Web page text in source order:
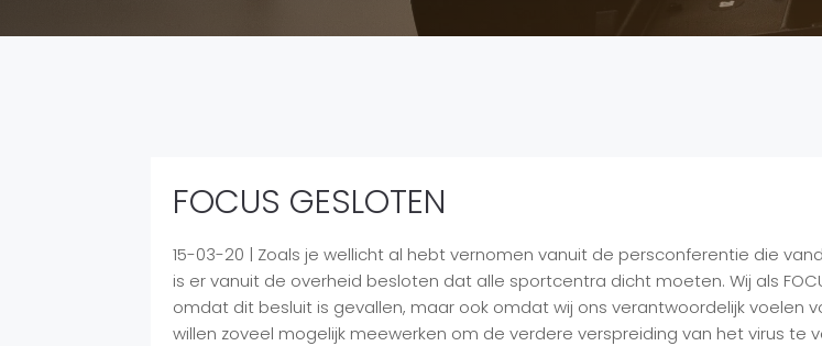
FOCUS GESLOTEN
15-03-20 | Zoals je wellicht al hebt vernomen vanuit de persconferentie die
is er vanuit de overheid besloten dat alle sportcentra dicht moeten. Wij als
omdat dit besluit is gevallen, maar ook omdat wij ons verantwoordelijk voelen
willen zoveel mogelijk meewerken om de verdere verspreiding van het virus te